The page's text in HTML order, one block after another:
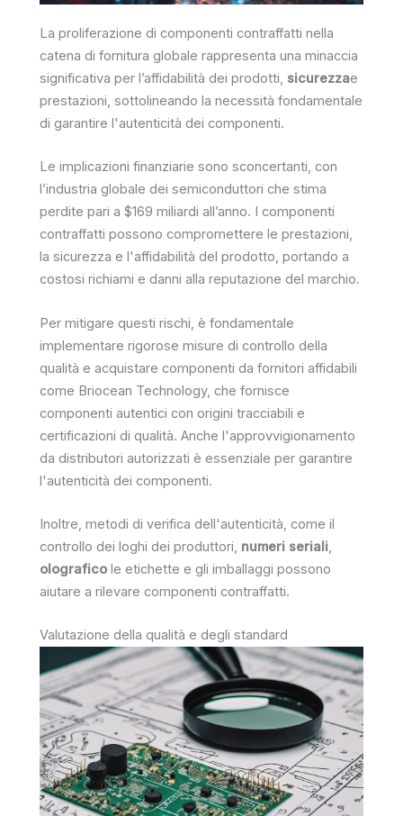
La proliferazione di componenti contraffatti nella
catena di fornitura globale rappresenta una minaccia
significativa per l’affidabilità dei prodotti, sicurezzae
prestazioni, sottolineando la necessità fondamentale
di garantire l'autenticità dei componenti.
Le implicazioni finanziarie sono sconcertanti, con
l’industria globale dei semiconduttori che stima
perdite pari a $169 miliardi all’anno. I componenti
contraffatti possono compromettere le prestazioni,
la sicurezza e l'affidabilità del prodotto, portando a
costosi richiami e danni alla reputazione del marchio.
Per mitigare questi rischi, è fondamentale
implementare rigorose misure di controllo della
qualità e acquistare componenti da fornitori affidabili
come Briocean Technology, che fornisce
componenti autentici con origini tracciabili e
certificazioni di qualità. Anche l'approvvigionamento
da distributori autorizzati è essenziale per garantire
l'autenticità dei componenti.
Inoltre, metodi di verifica dell'autenticità, come il
controllo dei loghi dei produttori, numeri seriali,
olografico le etichette e gli imballaggi possono
aiutare a rilevare componenti contraffatti.
Valutazione della qualità e degli standard